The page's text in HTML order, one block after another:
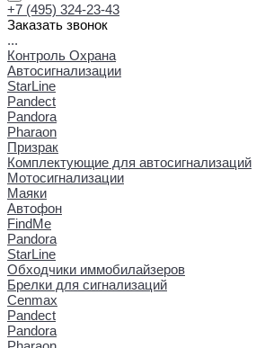
+7 (495) 324-23-43
Заказать звонок
...
Контроль Охрана
Автосигнализации
StarLine
Pandect
Pandora
Pharaon
Призрак
Комплектующие для автосигнализаций
Мотосигнализации
Маяки
Автофон
FindMe
Pandora
StarLine
Обходчики иммобилайзеров
Брелки для сигнализаций
Cenmax
Pandect
Pandora